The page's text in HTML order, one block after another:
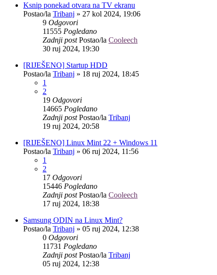
Ksnip ponekad otvara na TV ekranu
Postao/la Tribanj » 27 kol 2024, 19:06
9 Odgovori
11555 Pogledano
Zadnji postPostao/la Cooleech
30 ruj 2024, 19:30
[RIJEŠENO] Startup HDD
Postao/la Tribanj » 18 ruj 2024, 18:45
1
2
19 Odgovori
14665 Pogledano
Zadnji postPostao/la Tribanj
19 ruj 2024, 20:58
[RIJEŠENO] Linux Mint 22 + Windows 11
Postao/la Tribanj » 06 ruj 2024, 11:56
1
2
17 Odgovori
15446 Pogledano
Zadnji postPostao/la Cooleech
17 ruj 2024, 18:38
Samsung ODIN na Linux Mint?
Postao/la Tribanj » 05 ruj 2024, 12:38
0 Odgovori
11731 Pogledano
Zadnji postPostao/la Tribanj
05 ruj 2024, 12:38